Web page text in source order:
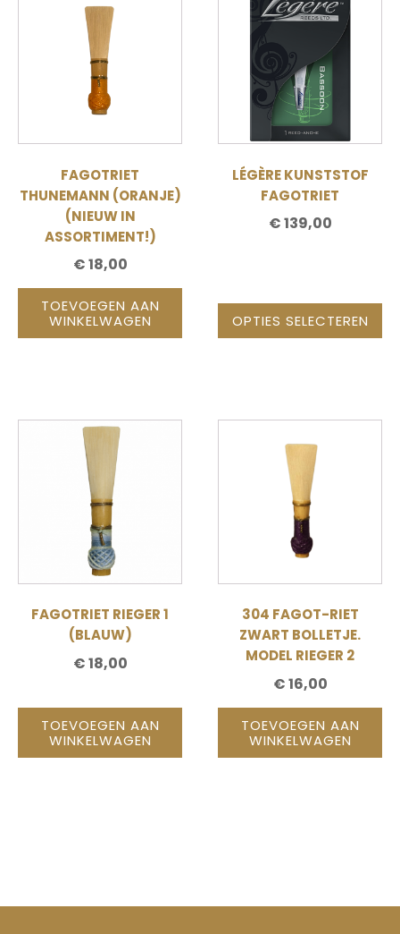
FAGOTRIET
THUNEMANN (ORANJE)
(NIEUW IN
ASSORTIMENT!)
€18,00
TOEVOEGEN AAN
WINKELWAGEN
LÉGÈRE KUNSTSTOF
FAGOTRIET
€139,00
OPTIES SELECTEREN
product
meerdere
variaties.
kan
worden
FAGOTRIET RIEGER 1
(BLAUW)
€18,00
TOEVOEGEN AAN
WINKELWAGEN
304 FAGOT-RIET
ZWART BOLLETJE.
MODEL RIEGER 2
€16,00
TOEVOEGEN AAN
WINKELWAGEN